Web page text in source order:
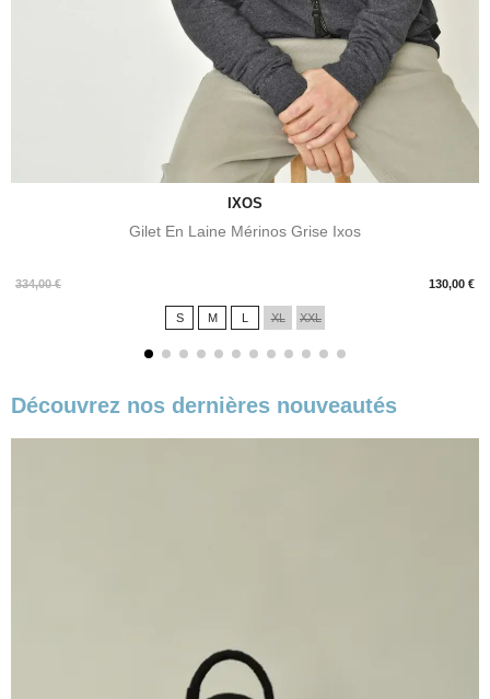
IXOS
Gilet En Laine Mérinos Grise Ixos
334,00 € 130,00 €
Prix
S M L XL XXL
Découvrez nos dernières nouveautés